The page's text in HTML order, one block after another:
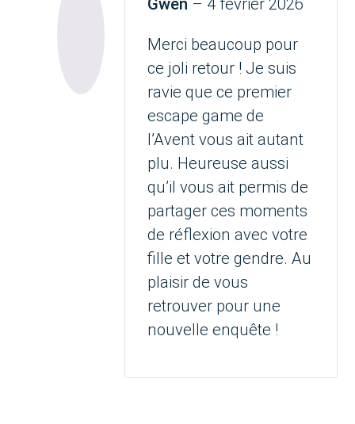
Gwen – 4 février 2026
Merci beaucoup pour
ce joli retour ! Je suis
ravie que ce premier
escape game de
l’Avent vous ait autant
plu. Heureuse aussi
qu’il vous ait permis de
partager ces moments
de réflexion avec votre
fille et votre gendre. Au
plaisir de vous
retrouver pour une
nouvelle enquête !